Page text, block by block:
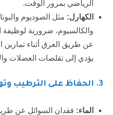
الرياضي بمرور الوقت.
الكهارل: مثل الصوديوم
والكالسيوم، ضرورية لوظيفة
عن طريق العرق أثناء
يؤدي إلى تقلصات العضلات
3. الحفاظ على الترطيب
الماء: فقدان السوائل عن